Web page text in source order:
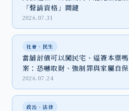
「聲請資格」關鍵
2026.07.31
社會‧民生
當舖討債可以闖民宅、逼簽本票
案：恐嚇取財、強制罪與家屬自保
2026.07.24
政治‧法律